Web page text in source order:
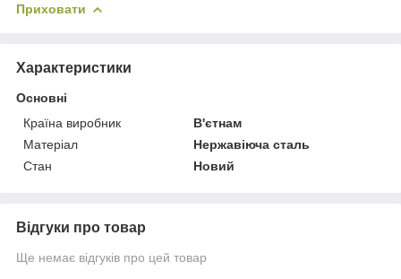
Приховати
Характеристики
Основні
Країна виробник
В'єтнам
Матеріал
Нержавіюча сталь
Стан
Новий
Відгуки про товар
Ще немає відгуків про цей товар